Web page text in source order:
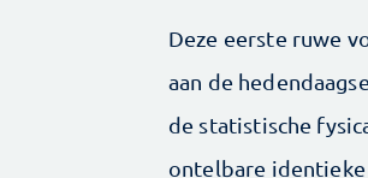
Deze eerste ruwe
aan de
de statistische
ontelbare identieke